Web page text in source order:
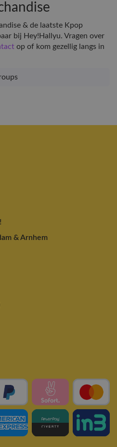
& de laatste Kpop
bij Hey!Hallyu. Vragen over
op of kom gezellig langs in
& Arnhem